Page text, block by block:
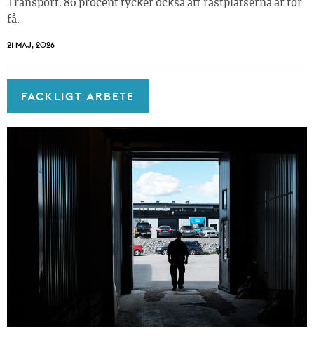
Transport. 86 procent tycker också att rastplatserna är för
få.
21 MAJ, 2026
FACKLIGT ARBETE